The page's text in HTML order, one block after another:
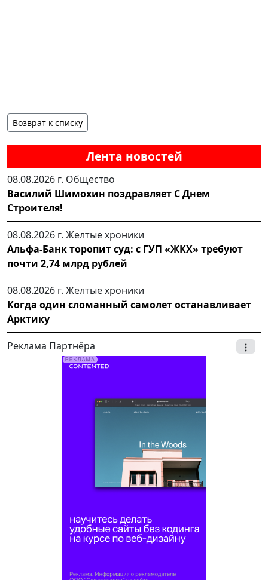
Лента новостей
08.08.2026 г. Общество
Василий Шимохин поздравляет С Днем
Строителя!
08.08.2026 г. Желтые хроники
Альфа-Банк торопит суд: с ГУП «ЖКХ» требуют
почти 2,74 млрд рублей
08.08.2026 г. Желтые хроники
Когда один сломанный самолет останавливает
Арктику
Реклама Партнёра
Возврат к списку